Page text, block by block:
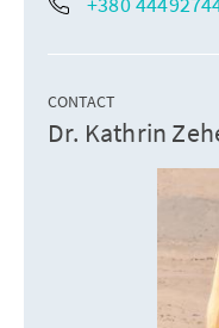
CONTACT
Dr. Kathrin